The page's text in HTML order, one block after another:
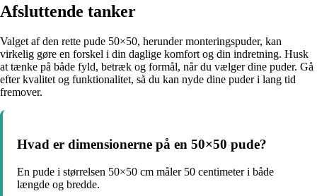
Afsluttende tanker
Valget af den rette pude 50×50, herunder monteringspuder, kan
virkelig gøre en forskel i din daglige komfort og din indretning. Husk
at tænke på både fyld, betræk og formål, når du vælger dine puder. Gå
efter kvalitet og funktionalitet, så du kan nyde dine puder i lang tid
fremover.
Hvad er dimensionerne på en 50×50 pude?
En pude i størrelsen 50×50 cm måler 50 centimeter i både
længde og bredde.